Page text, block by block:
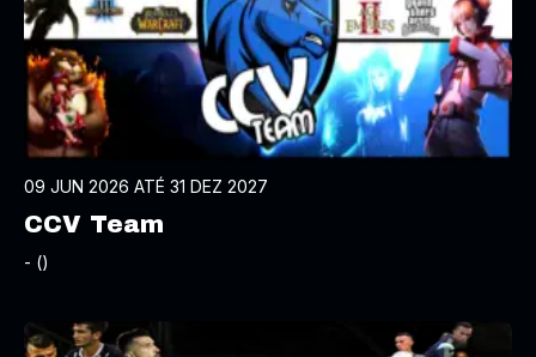
09 JUN 2026 ATÉ 31 DEZ 2027
CCV Team
- ()